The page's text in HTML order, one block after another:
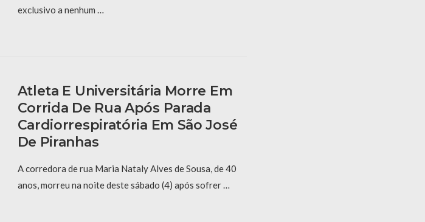
exclusivo a nenhum …
Atleta E Universitária Morre Em
Corrida De Rua Após Parada
Cardiorrespiratória Em São José
De Piranhas
A corredora de rua Maria Nataly Alves de Sousa, de 40
anos, morreu na noite deste sábado (4) após sofrer …